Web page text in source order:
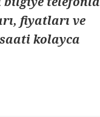
fiyatları ve
kolayca